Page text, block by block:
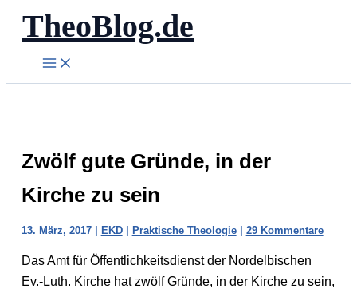
Zum
Inhalt
springen
TheoBlog.de
Zwölf gute Gründe, in der
Kirche zu sein
13. März, 2017 | EKD| Praktische Theologie| 29 Kommentare
Das Amt für Öffentlichkeitsdienst der Nordelbischen
Ev.-Luth. Kirche hat zwölf Gründe, in der Kirche zu sein,